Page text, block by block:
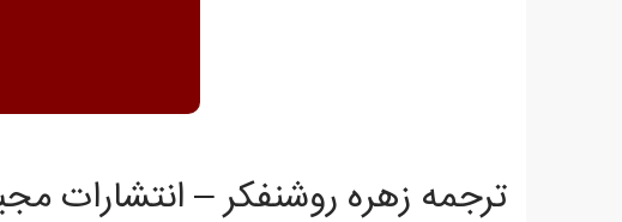
ترجمه زهره روشنفکر – انتشارات